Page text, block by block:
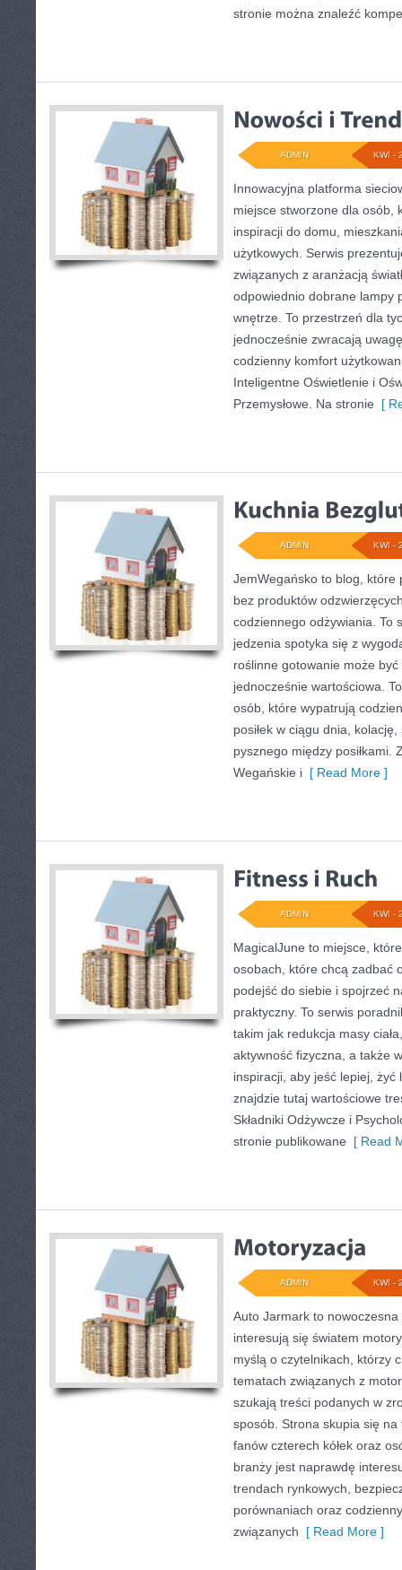
stronie można znaleźć
KWI -
ADMIN
Innowacyjna platforma
miejsce stworzone dla osób,
inspiracji do domu,
użytkowych. Serwis
związanych z aranżacją
odpowiednio dobrane lampy
wnętrze. To przestrzeń dla
jednocześnie zwracają
codzienny komfort
Inteligentne Oświetlenie i
Przemysłowe. Na stronie [
KWI -
ADMIN
JemWegańsko to blog, które
bez produktów
codziennego odżywiania. To
jedzenia spotyka się z
roślinne gotowanie może
jednocześnie wartościowa.
osób, które wypatrują
posiłek w ciągu dnia,
pysznego między posiłkami.
Wegańskie i [ Read More ]
KWI -
ADMIN
MagicalJune to miejsce,
osobach, które chcą zadbać
podejść do siebie i spojrzeć
praktyczny. To serwis
takim jak redukcja masy
aktywność fizyczna, a także
inspiracji, aby jeść lepiej, żyć
znajdzie tutaj wartościowe
Składniki Odżywcze i
stronie publikowane [ Read
KWI -
ADMIN
Auto Jarmark to
interesują się światem
myślą o czytelnikach, którzy
tematach związanych z
szukają treści podanych w
sposób. Strona skupia się
fanów czterech kółek oraz
branży jest naprawdę
trendach rynkowych,
porównaniach oraz
związanych [ Read More ]